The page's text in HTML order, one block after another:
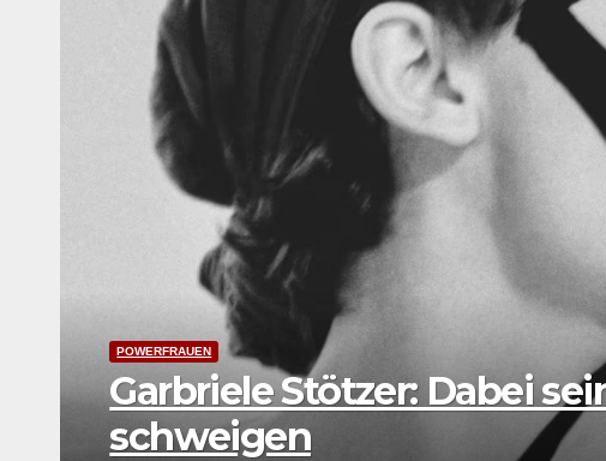
LEBENSART UNTERWEGS
Festival Young Euro Classic:
Weltkarte